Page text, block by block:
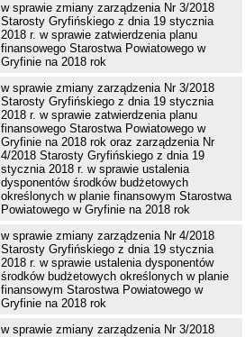
w sprawie zmiany zarządzenia Nr 3/2018
Starosty Gryfińskiego z dnia 19 stycznia
2018 r. w sprawie zatwierdzenia planu
finansowego Starostwa Powiatowego w
Gryfinie na 2018 rok
w sprawie zmiany zarządzenia Nr 3/2018
Starosty Gryfińskiego z dnia 19 stycznia
2018 r. w sprawie zatwierdzenia planu
finansowego Starostwa Powiatowego w
Gryfinie na 2018 rok oraz zarządzenia Nr
4/2018 Starosty Gryfińskiego z dnia 19
stycznia 2018 r. w sprawie ustalenia
dysponentów środków budżetowych
określonych w planie finansowym Starostwa
Powiatowego w Gryfinie na 2018 rok
w sprawie zmiany zarządzenia Nr 4/2018
Starosty Gryfińskiego z dnia 19 stycznia
2018 r. w sprawie ustalenia dysponentów
środków budżetowych określonych w planie
finansowym Starostwa Powiatowego w
Gryfinie na 2018 rok
w sprawie zmiany zarządzenia Nr 3/2018